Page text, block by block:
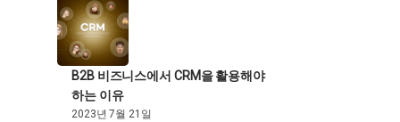
B2B 비즈니스에서 CRM을 활용해야
하는 이유
2023년 7월 21일